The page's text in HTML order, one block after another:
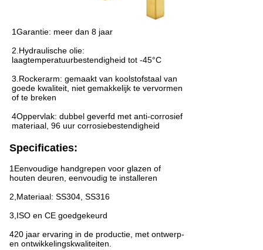
1Garantie: meer dan 8 jaar
2.Hydraulische olie:
laagtemperatuurbestendigheid tot -45°C
3.Rockerarm: gemaakt van koolstofstaal van
goede kwaliteit, niet gemakkelijk te vervormen
of te breken
4Oppervlak: dubbel geverfd met anti-corrosief
materiaal, 96 uur corrosiebestendigheid
Specificaties:
1Eenvoudige handgrepen voor glazen of
houten deuren, eenvoudig te installeren
2,Materiaal: SS304, SS316
3,ISO en CE goedgekeurd
420 jaar ervaring in de productie, met ontwerp-
en ontwikkelingskwaliteiten.